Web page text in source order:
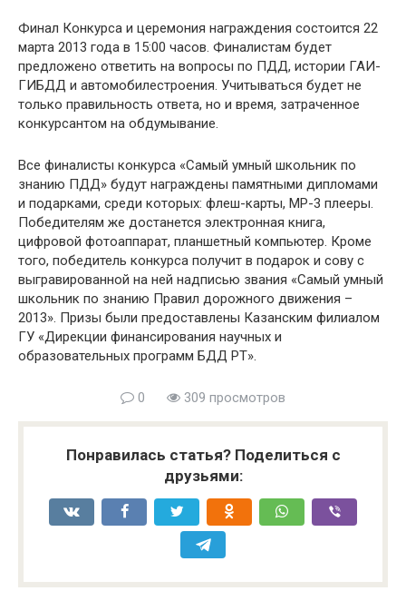
Финал Конкурса и церемония награждения состоится 22
марта 2013 года в 15:00 часов. Финалистам будет
предложено ответить на вопросы по ПДД, истории ГАИ-
ГИБДД и автомобилестроения. Учитываться будет не
только правильность ответа, но и время, затраченное
конкурсантом на обдумывание.
Все финалисты конкурса «Самый умный школьник по
знанию ПДД» будут награждены памятными дипломами
и подарками, среди которых: флеш-карты, МР-3 плееры.
Победителям же достанется электронная книга,
цифровой фотоаппарат, планшетный компьютер. Кроме
того, победитель конкурса получит в подарок и сову с
выгравированной на ней надписью звания «Самый умный
школьник по знанию Правил дорожного движения –
2013». Призы были предоставлены Казанским филиалом
ГУ «Дирекции финансирования научных и
образовательных программ БДД РТ».
0 309 просмотров
Понравилась статья? Поделиться с
друзьями: